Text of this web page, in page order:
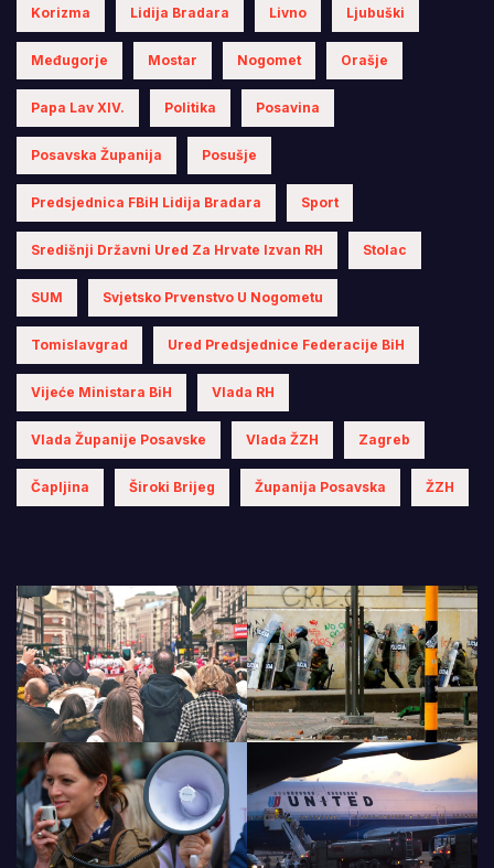
Korizma Lidija Bradara Livno Ljubuški
Međugorje Mostar Nogomet Orašje
Papa Lav XIV. Politika Posavina
Posavska Županija Posušje
Predsjednica FBiH Lidija Bradara Sport
Središnji Državni Ured Za Hrvate Izvan RH Stolac
SUM Svjetsko Prvenstvo U Nogometu
Tomislavgrad Ured Predsjednice Federacije BiH
Vijeće Ministara BiH Vlada RH
Vlada Županije Posavske Vlada ŽZH Zagreb
Čapljina Široki Brijeg Županija Posavska ŽZH